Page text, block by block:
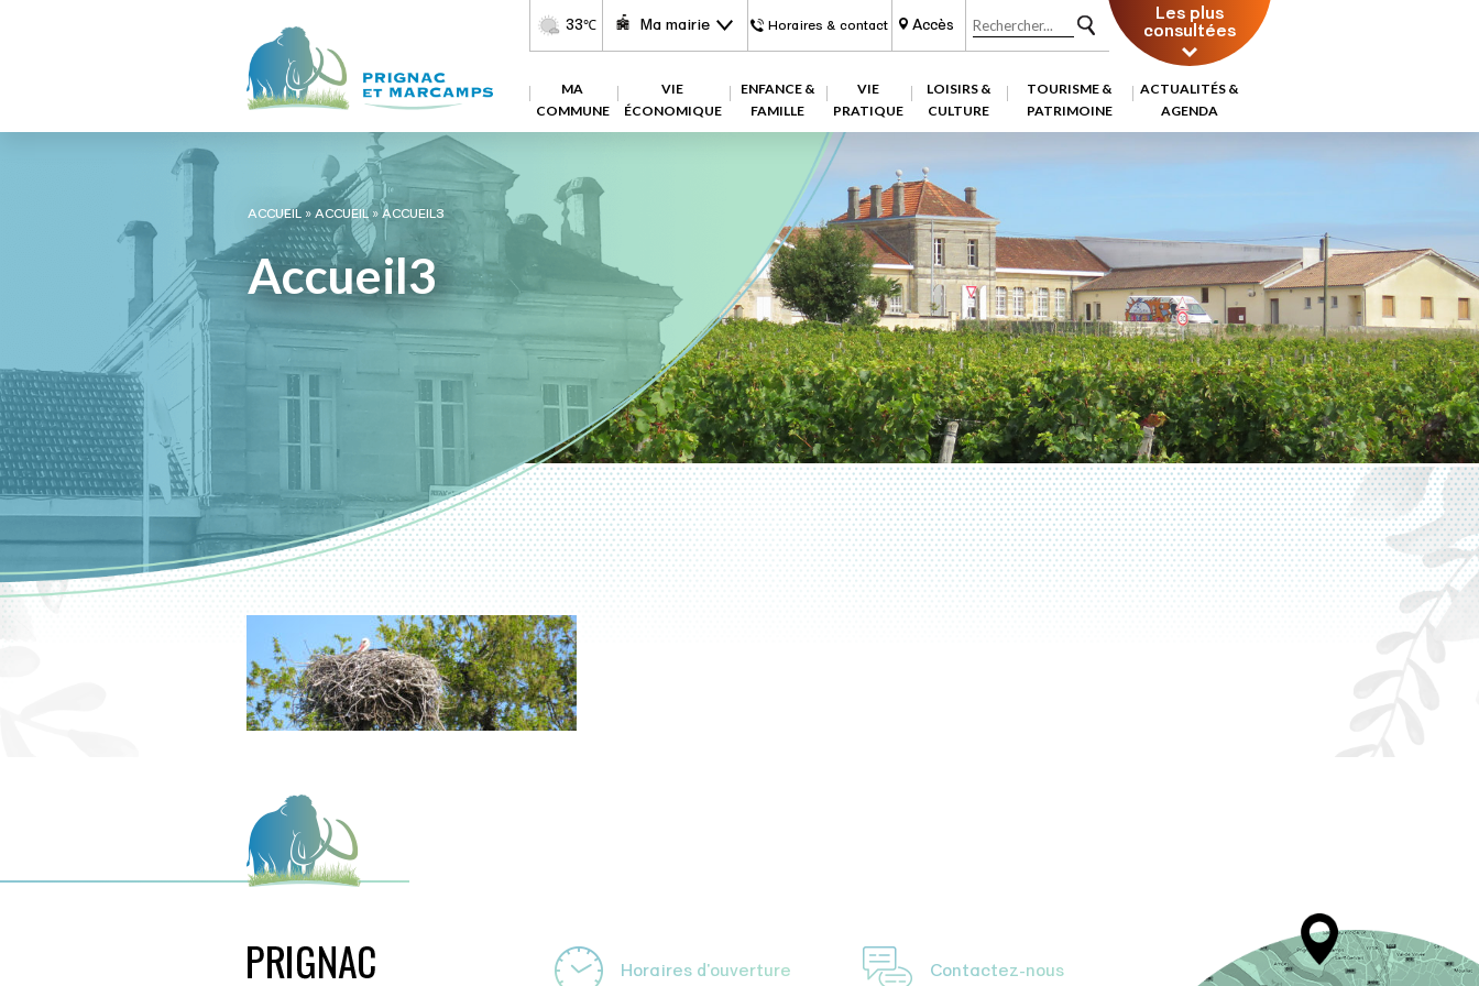
33℃ Ma mairie Horaires & contact Accès Les plus
consultées
MA
COMMUNE
VIE
ÉCONOMIQUE
ENFANCE &
FAMILLE
VIE
PRATIQUE
LOISIRS &
CULTURE
TOURISME &
PATRIMOINE
ACTUALITÉS &
AGENDA
ACCUEIL»ACCUEIL»ACCUEIL3
Accueil3
Horaires d'ouverture Contactez-nous